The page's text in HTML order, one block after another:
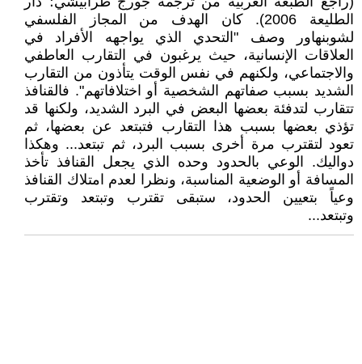
الطليعة 2006). كان الهدف من المجاز الفلسفي
لشوبنهاور وصف "التحدي الذي يواجهه الأفراد في
العلاقات الإنسانية، حيث يرغبون في التقارب العاطفي
والاجتماعي، ولكنهم في نفس الوقت يتأذون من التقارب
الشديد بسبب صفاتهم الشخصية أو اختلافاتهم". فالقنافذ
تتقارب لتدفئة بعضها البعض في البرد الشديد، ولكنها قد
تؤذي بعضها بسبب هذا التقارب فتبتعد عن بعضها، ثم
تعود لتقترب مرة أخرى بسبب البرد، ثم تبتعد... وهكذا
دواليك. الوعي بالحدود وحده الذي يجعل القنافذ تأخذ
المسافة أو الوضعية المناسبة، ونظرا لعدم امتلاك القنافذ
وعياً بتعيين الحدود، ستبقى تقترب وتبتعد وتقترب
وتبتعد...